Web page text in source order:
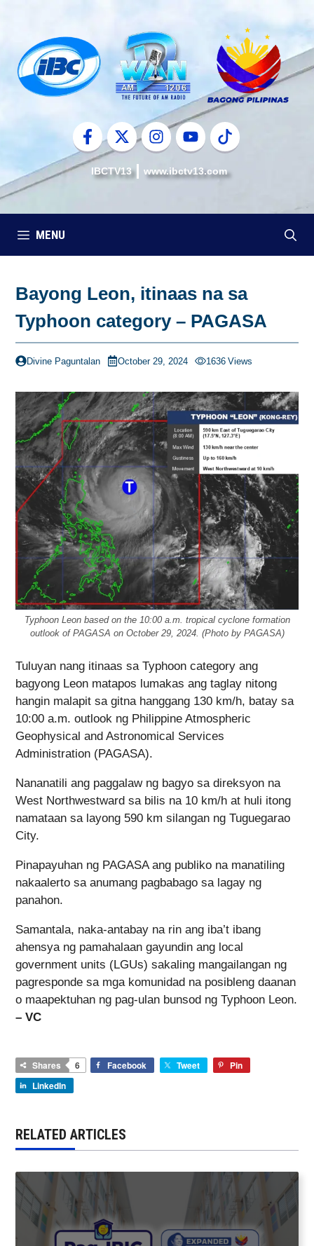
content
IBCTV13 www.ibctv13.com
MENU
Bayong Leon, itinaas na sa
Typhoon category – PAGASA
Divine Paguntalan October 29, 2024 1636 Views
Typhoon Leon based on the 10:00 a.m. tropical cyclone formation
outlook of PAGASA on October 29, 2024. (Photo by PAGASA)
Tuluyan nang itinaas sa Typhoon category ang
bagyong Leon matapos lumakas ang taglay nitong
hangin malapit sa gitna hanggang 130 km/h, batay sa
10:00 a.m. outlook ng Philippine Atmospheric
Geophysical and Astronomical Services
Administration (PAGASA).
Nananatili ang paggalaw ng bagyo sa direksyon na
West Northwestward sa bilis na 10 km/h at huli itong
namataan sa layong 590 km silangan ng Tuguegarao
City.
Pinapayuhan ng PAGASA ang publiko na manatiling
nakaalerto sa anumang pagbabago sa lagay ng
panahon.
Samantala, naka-antabay na rin ang iba’t ibang
ahensya ng pamahalaan gayundin ang local
government units (LGUs) sakaling mangailangan ng
pagresponde sa mga komunidad na posibleng daanan
o maapektuhan ng pag-ulan bunsod ng Typhoon Leon.
– VC
Shares 6 Facebook Tweet
Pin
LinkedIn
RELATED ARTICLES